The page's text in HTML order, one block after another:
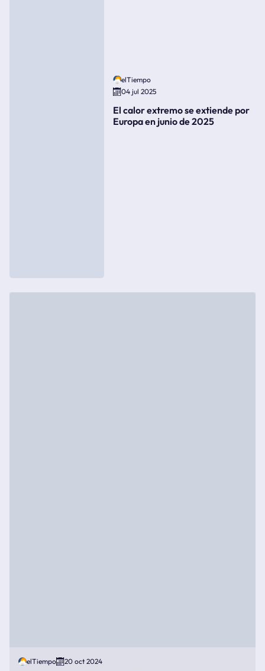
elTiempo
04 jul 2025
El calor extremo se extiende por
Europa en junio de 2025
elTiempo 20 oct 2024